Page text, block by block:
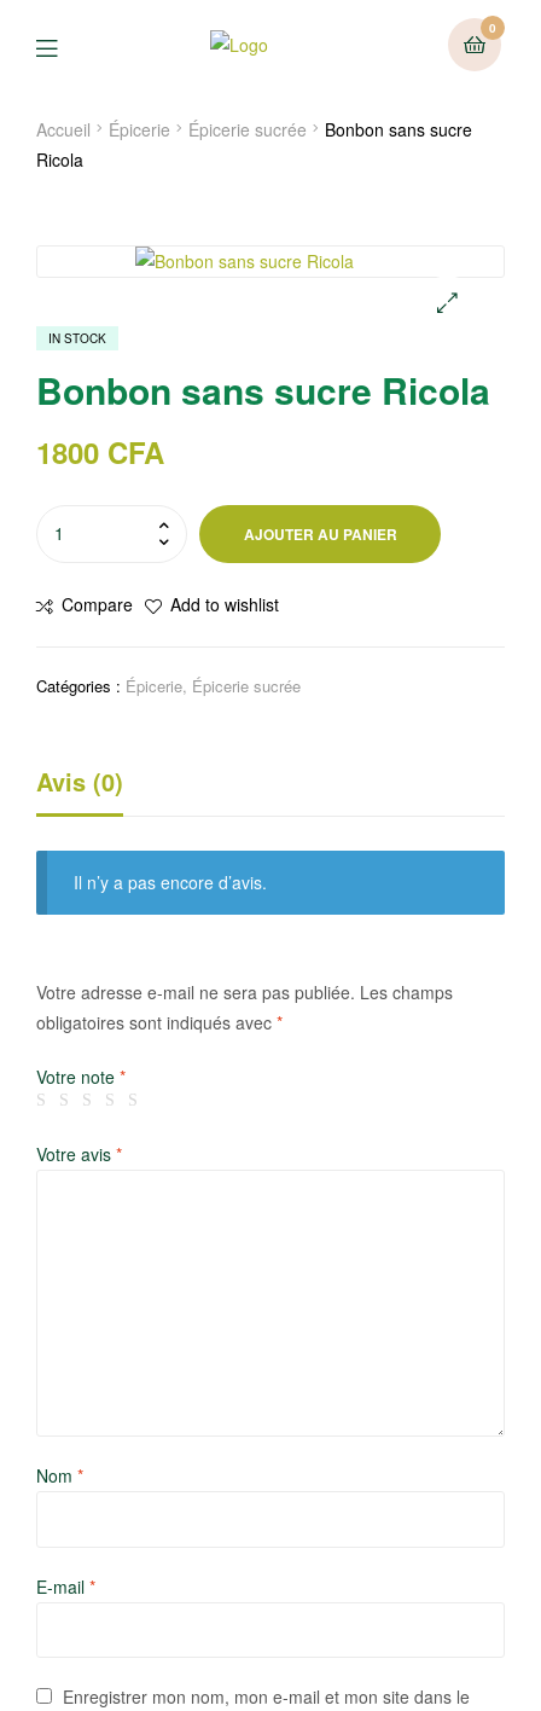
0
Menu
Accueil Épicerie Épicerie sucrée
Bonbon sans sucre
Ricola
IN STOCK
Bonbon sans sucre Ricola
1800 CFA
sans
AJOUTER AU PANIER
Compare Add to wishlist
Catégories : Épicerie, Épicerie sucrée
Avis (0)
Il n’y a pas encore d’avis.
Votre adresse e-mail ne sera pas publiée. Les champs
obligatoires sont indiqués avec *
Votre note *
Votre avis *
Nom *
E-mail *
Enregistrer mon nom, mon e-mail et mon site dans le